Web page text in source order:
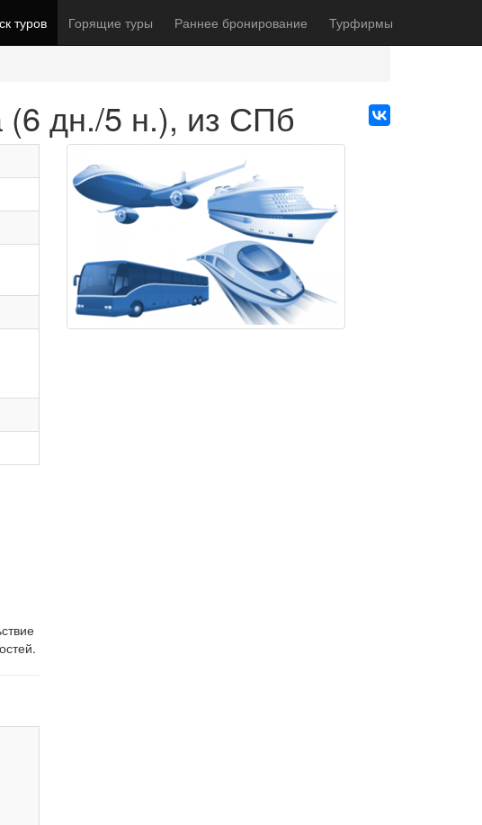
туров Горящие туры Раннее бронирование Турфирмы
(6 дн./5 н.), из СПб